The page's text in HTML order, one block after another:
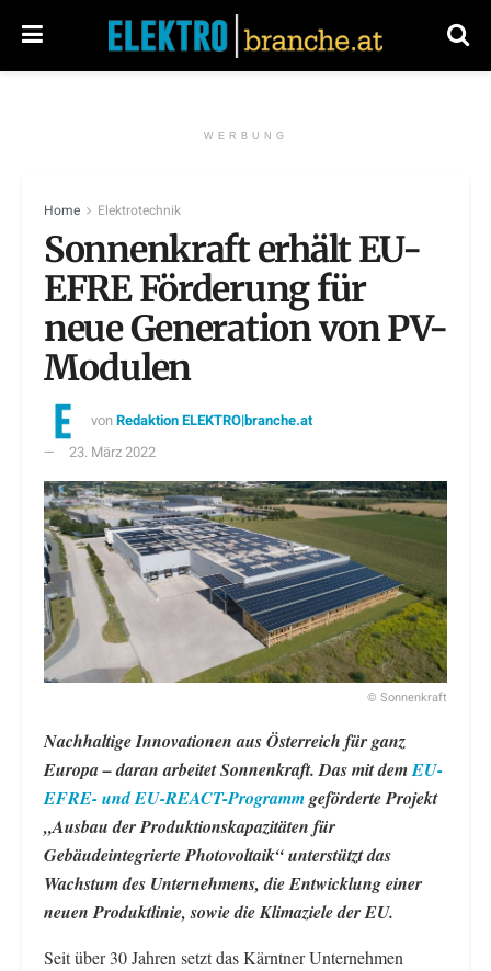
WERBUNG
Home Elektrotechnik
Sonnenkraft erhält EU-
EFRE Förderung für
neue Generation von PV-
Modulen
vonRedaktion ELEKTRO|branche.at
23. März 2022
© Sonnenkraft
Nachhaltige Innovationen aus Österreich für ganz
Europa – daran arbeitet Sonnenkraft. Das mit demEU-
EFRE- und EU-REACT-Programmgeförderte Projekt
„Ausbau der Produktionskapazitäten für
Gebäudeintegrierte Photovoltaik“ unterstützt das
Wachstum des Unternehmens, die Entwicklung einer
neuen Produktlinie, sowie die Klimaziele der EU.
Seit über 30 Jahren setzt das Kärntner Unternehmen